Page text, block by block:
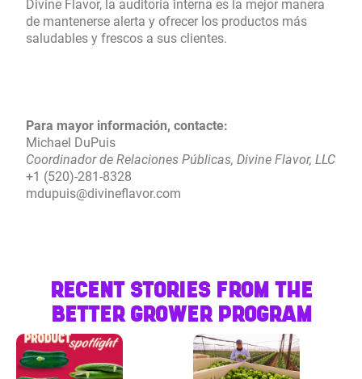
Divine Flavor, la auditoría interna es la mejor manera
de mantenerse alerta y ofrecer los productos más
saludables y frescos a sus clientes.
Para mayor información, contacte:
Michael DuPuis
Coordinador de Relaciones Públicas, Divine Flavor, LLC
+1 (520)-281-8328
mdupuis@divineflavor.com
RECENT STORIES FROM THE
BETTER GROWER PROGRAM